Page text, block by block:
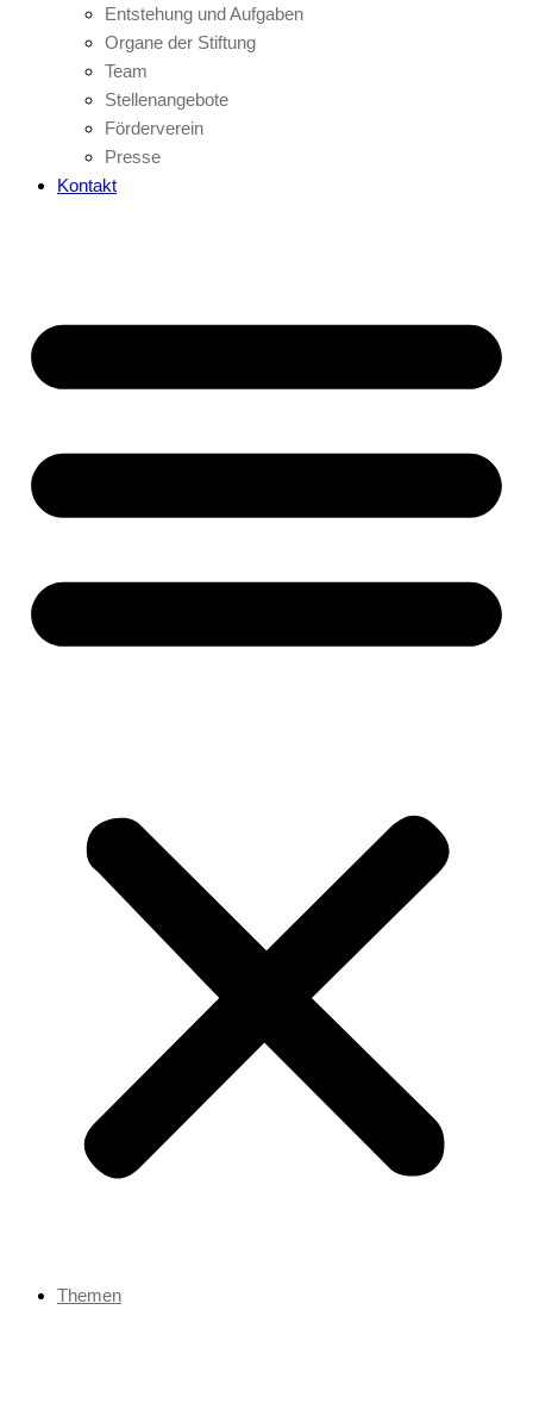
Entstehung und Aufgaben
Organe der Stiftung
Team
Stellenangebote
Förderverein
Presse
Kontakt
Themen